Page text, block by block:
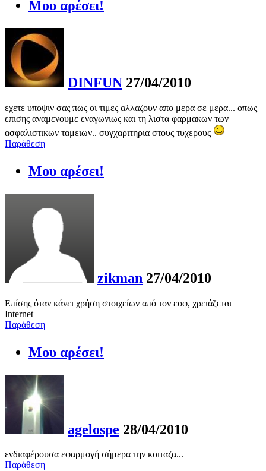
Μου αρέσει!
DINFUN 27/04/2010
εχετε υποψιν σας πως οι τιμες αλλαζουν απο μερα σε μερα... οπως
επισης αναμενουμε εναγωνιως και τη λιστα φαρμακων των
ασφαλιστικων ταμειων.. συγχαριτηρια στους τυχερους
Παράθεση
Μου αρέσει!
zikman 27/04/2010
Επίσης όταν κάνει χρήση στοιχείων από τον εοφ, χρειάζεται
Internet
Παράθεση
Μου αρέσει!
agelospe 28/04/2010
ενδιαφέρουσα εφαρμογή σήμερα την κοιταζα...
Παράθεση